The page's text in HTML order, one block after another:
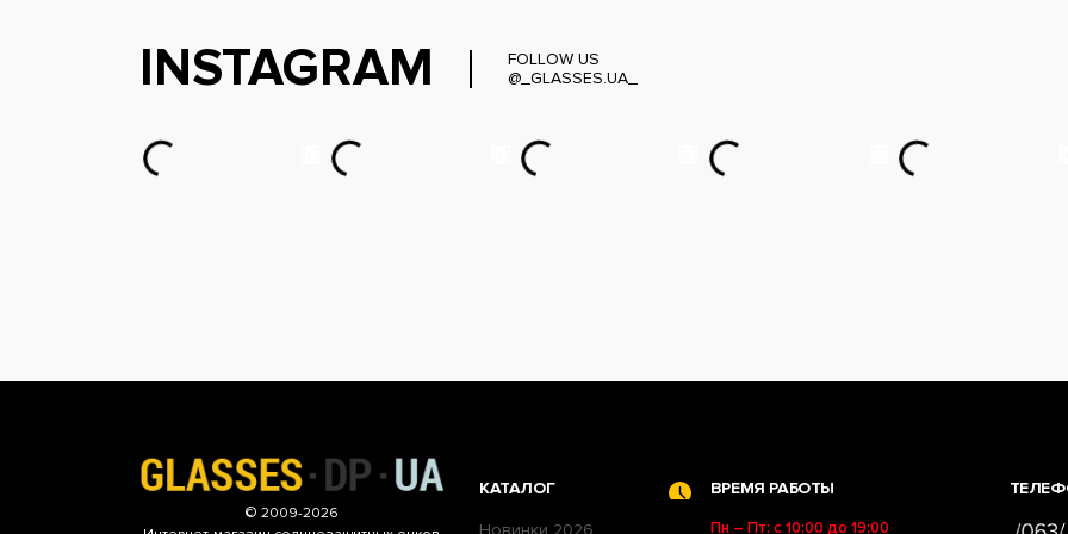
INSTAGRAM
FOLLOW US
@_GLASSES.UA_
© 2009-2026
КАТАЛОГ ВРЕМЯ РАБОТЫ
Пн – Пт: с 10:00 до 19:00